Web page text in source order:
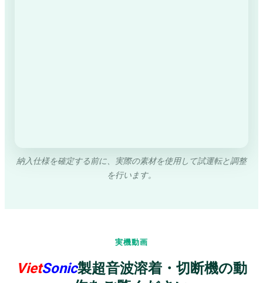
納入仕様を確定する前に、実際の素材を使用して試運転と調整
を行います。
実機動画
VietSonic製超音波溶着・切断機の動